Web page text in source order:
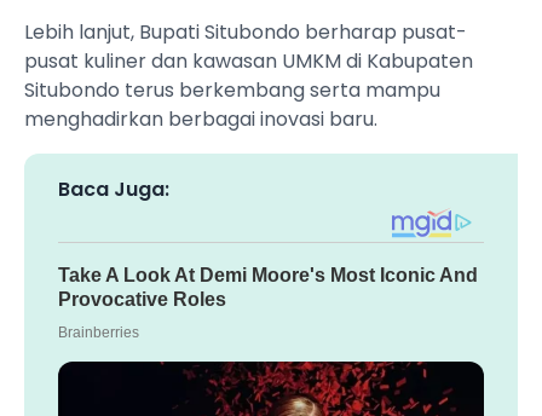
Lebih lanjut, Bupati Situbondo berharap pusat-
pusat kuliner dan kawasan UMKM di Kabupaten
Situbondo terus berkembang serta mampu
menghadirkan berbagai inovasi baru.
Baca Juga: